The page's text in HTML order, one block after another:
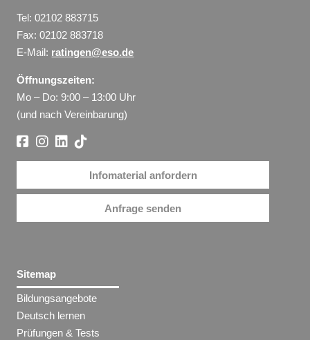
Tel: 02102 883715
Fax: 02102 883718
E-Mail: ratingen@eso.de
Öffnungszeiten:
Mo – Do: 9:00 – 13:00 Uhr
(und nach Vereinbarung)
Infomaterial anfordern
Anfrage senden
Sitemap
Bildungsangebote
Deutsch lernen
Prüfungen & Tests